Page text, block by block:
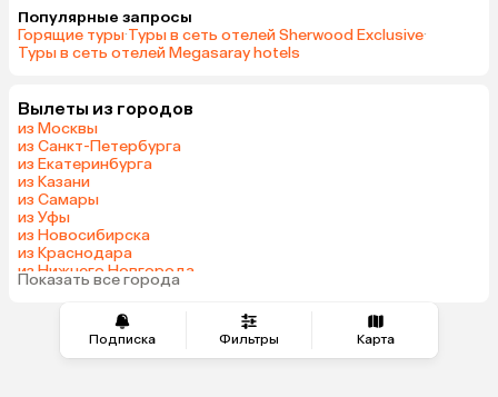
Подписка Фильтры Карта
Популярные запросы
Горящие туры·Туры в сеть отелей Sherwood Exclusive·
Туры в сеть отелей Megasaray hotels
Вылеты из городов
из Москвы
из Санкт-Петербурга
из Екатеринбурга
из Казани
из Самары
из Уфы
из Новосибирска
из Краснодара
из Нижнего Новгорода
из Перми
Показать все города